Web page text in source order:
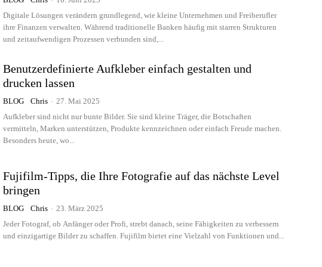
Digitale Lösungen verändern grundlegend, wie kleine Unternehmen und Freiberufler
ihre Finanzen verwalten. Während traditionelle Banken häufig mit starren Strukturen
und zeitaufwendigen Prozessen verbunden sind,...
Benutzerdefinierte Aufkleber einfach gestalten und
drucken lassen
BLOG Chris - 27. Mai 2025
Aufkleber sind nicht nur bunte Bilder. Sie sind kleine Träger, die Botschaften
vermitteln, Marken unterstützen, Produkte kennzeichnen oder einfach Freude machen.
Besonders heute, wo...
Fujifilm-Tipps, die Ihre Fotografie auf das nächste Level
bringen
BLOG Chris - 23. März 2025
Jeder Fotograf, ob Anfänger oder Profi, strebt danach, seine Fähigkeiten zu verbessern
und einzigartige Bilder zu schaffen. Fujifilm bietet eine Vielzahl von Funktionen und...